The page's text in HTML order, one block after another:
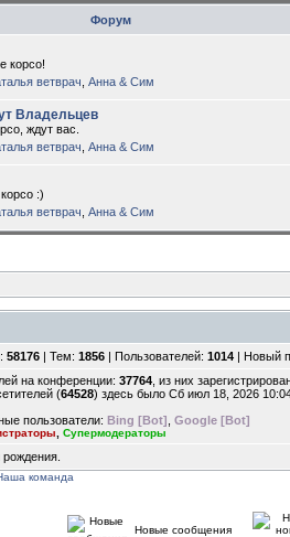
Форум
корсо!
ветврач Анна & Сим
Владельцев
ждут вас.
ветврач Анна & Сим
:)
ветврач Анна & Сим
58176 | Тем: 1856 | Пользователей: 1014 | Новый
на конференции: 37764 , из них
(64528) здесь было Сб июл 18, 2026
пользователи: Bing [Bot] Google [Bot]
Супермодераторы
команда
Новые сообщения